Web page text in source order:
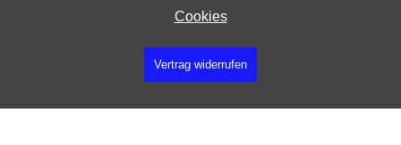
Cookies
Vertrag widerrufen